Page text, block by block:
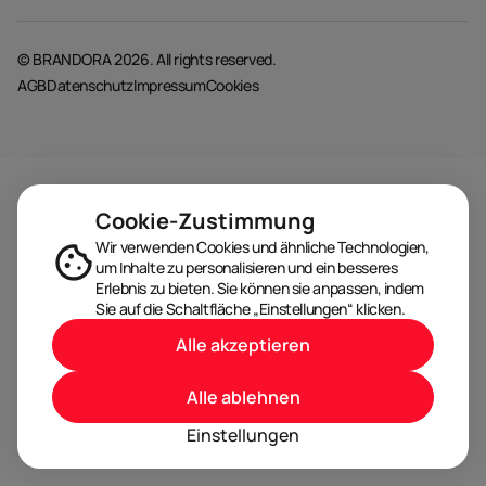
© BRANDORA 2026. All rights reserved.
AGBDatenschutzImpressumCookies
Cookie-Zustimmung
Wir verwenden Cookies und ähnliche Technologien,
um Inhalte zu personalisieren und ein besseres
Erlebnis zu bieten. Sie können sie anpassen, indem
Sie auf die Schaltfläche „Einstellungen“ klicken.
Einstellungen
Alle ablehnen
Alle akzeptieren